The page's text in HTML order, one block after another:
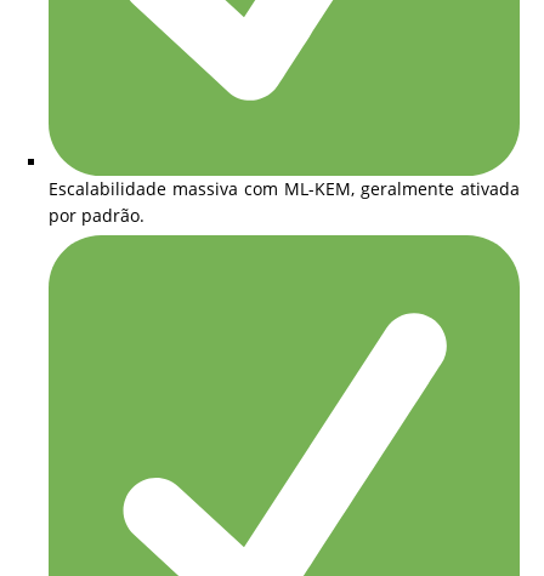
Escalabilidade massiva com ML-KEM, geralmente ativada
por padrão.